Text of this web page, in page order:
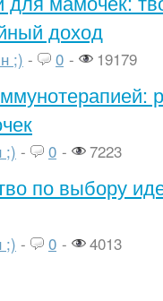
доход
;) - 0 - 19179
;) - 0 - 7223
по выбору
;) - 0 - 4013